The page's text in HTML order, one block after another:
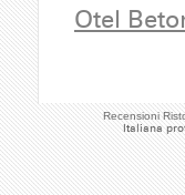
Recensioni
Italiana
Otel